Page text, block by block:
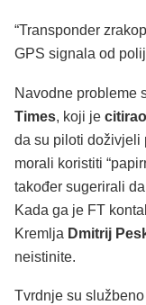
“Transponder
GPS signala od
Navodne probleme
Times, koji je
da su piloti doživjeli
morali koristiti
također sugerirali
Kada ga je FT
Kremlja Dmitrij
neistinite.
Tvrdnje su